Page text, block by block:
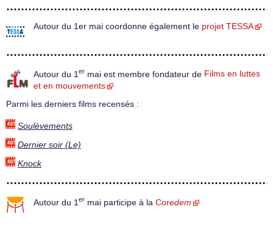
Autour du 1er mai coordonne également le projet TESSA
Autour du 1 er mai est membre fondateur de Films en luttes
et en mouvements
Parmi les derniers films recensés :
Soulèvements
Dernier soir (Le)
Knock
Autour du 1 er mai participe à la Coredem